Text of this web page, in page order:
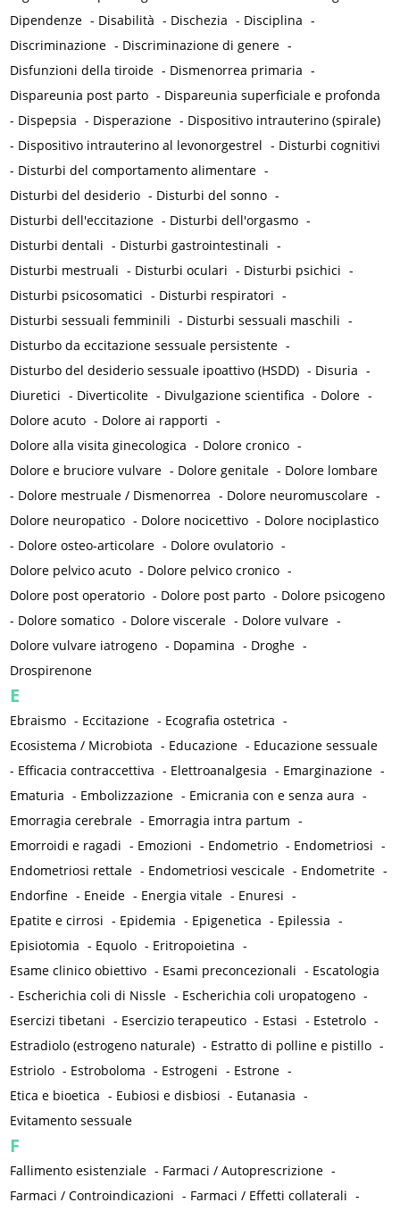
Dipendenze - Disabilità - Dischezia - Disciplina -
Discriminazione - Discriminazione di genere -
Disfunzioni della tiroide - Dismenorrea primaria -
Dispareunia post parto - Dispareunia superficiale e profonda
- Dispepsia - Disperazione - Dispositivo intrauterino (spirale)
- Dispositivo intrauterino al levonorgestrel - Disturbi cognitivi
- Disturbi del comportamento alimentare -
Disturbi del desiderio - Disturbi del sonno -
Disturbi dell'eccitazione - Disturbi dell'orgasmo -
Disturbi dentali - Disturbi gastrointestinali -
Disturbi mestruali - Disturbi oculari - Disturbi psichici -
Disturbi psicosomatici - Disturbi respiratori -
Disturbi sessuali femminili - Disturbi sessuali maschili -
Disturbo da eccitazione sessuale persistente -
Disturbo del desiderio sessuale ipoattivo (HSDD) - Disuria -
Diuretici - Diverticolite - Divulgazione scientifica - Dolore -
Dolore acuto - Dolore ai rapporti -
Dolore alla visita ginecologica - Dolore cronico -
Dolore e bruciore vulvare - Dolore genitale - Dolore lombare
- Dolore mestruale / Dismenorrea - Dolore neuromuscolare -
Dolore neuropatico - Dolore nocicettivo - Dolore nociplastico
- Dolore osteo-articolare - Dolore ovulatorio -
Dolore pelvico acuto - Dolore pelvico cronico -
Dolore post operatorio - Dolore post parto - Dolore psicogeno
- Dolore somatico - Dolore viscerale - Dolore vulvare -
Dolore vulvare iatrogeno - Dopamina - Droghe -
Drospirenone
E
Ebraismo - Eccitazione - Ecografia ostetrica -
Ecosistema / Microbiota - Educazione - Educazione sessuale
- Efficacia contraccettiva - Elettroanalgesia - Emarginazione -
Ematuria - Embolizzazione - Emicrania con e senza aura -
Emorragia cerebrale - Emorragia intra partum -
Emorroidi e ragadi - Emozioni - Endometrio - Endometriosi -
Endometriosi rettale - Endometriosi vescicale - Endometrite -
Endorfine - Eneide - Energia vitale - Enuresi -
Epatite e cirrosi - Epidemia - Epigenetica - Epilessia -
Episiotomia - Equolo - Eritropoietina -
Esame clinico obiettivo - Esami preconcezionali - Escatologia
- Escherichia coli di Nissle - Escherichia coli uropatogeno -
Esercizi tibetani - Esercizio terapeutico - Estasi - Estetrolo -
Estradiolo (estrogeno naturale) - Estratto di polline e pistillo -
Estriolo - Estroboloma - Estrogeni - Estrone -
Etica e bioetica - Eubiosi e disbiosi - Eutanasia -
Evitamento sessuale
F
Fallimento esistenziale - Farmaci / Autoprescrizione -
Farmaci / Controindicazioni - Farmaci / Effetti collaterali -